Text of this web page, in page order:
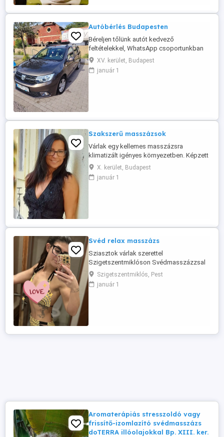
Ajándék masszázskártyák -
Nyugdíjkedvezmények Mi kiemelt
képzésben ...
Autóbérlés Budapesten
Béreljen tőlünk autót kedvező
feltételekkel, WhatsApp csoportunkban
még több kedvezménnyel, már 7290 Ft
nap ártól akár hosszú távon is. További
információ üzenetben.
XV. kerület, Budapest
január 1
Szakszerű masszázsok
Várlak egy kellemes masszázsra
klimatizált igényes környezetben. Képzett
masszőrként sok éves tapasztalattal
garantált a minőség. A hét minden napján
reggel 8 órától este 20 óráig. Helyileg
X. kerület, Budapest
január 1
Svéd relax masszázs
Sziasztok várlak szerettel
Szigetszentmiklóson Svédmasszázzsal
foglalkozom Vendég centrikus és
segítőkész vagyok, szeretek az
embereken segíteni, legyen akár testi,
Szigetszentmiklós, Pest
január 1
Aromaterápiás stresszoldó vagy
frissítő-izomlazító svédmasszázs
doTERRA illóolajokkal Bp. XIII. ker.